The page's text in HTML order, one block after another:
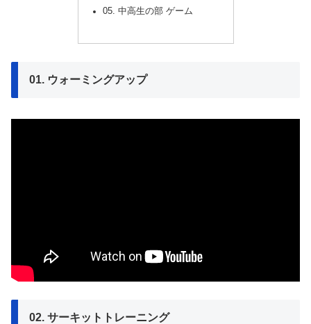
05. 中高生の部 ゲーム
01. ウォーミングアップ
02. サーキットトレーニング